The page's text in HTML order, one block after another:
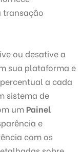
transação
ou desative a
sua plataforma e
a cada
sistema de
um Painel
e
com os